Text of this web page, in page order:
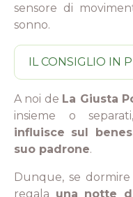
sensore di
sonno.
IL CONSIGLIO IN
A noi de La Giusta
insieme o
influisce sul
suo padrone.
Dunque, se
regala una notte